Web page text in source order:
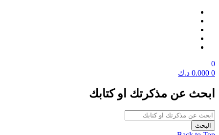
0
0
0.000 د.ك
ابحث عن مذكرتك او كتابك